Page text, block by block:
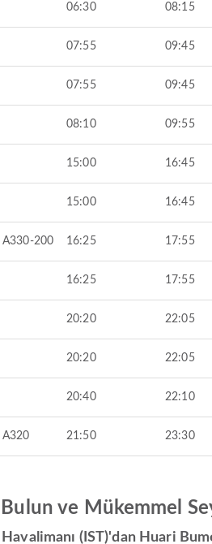
06:30 08:15
07:55 09:45
07:55 09:45
08:10 09:55
15:00 16:45
15:00 16:45
A330-200 16:25 17:55
16:25 17:55
20:20 22:05
20:20 22:05
20:40 22:10
A320 21:50 23:30
ve Mükemmel
Havalimanı (IST)'dan Huari